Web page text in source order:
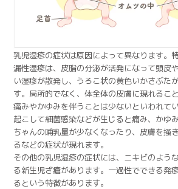
乳児湿疹の症状は原因によって異なります。
漏性湿疹は、皮脂の分泌が活発になって頭皮
い湿疹が散発し、うろこ状の黄色いかさぶた
す。局所的でなく、体全体の皮膚に現れるこ
痛みやかゆみを伴うことは少ないといわれて
起こして細菌感染などが生じると痛み、かゆ
ちゃんの哺乳量が少なくなったり、皮膚を掻
るなどの症状が現れます。
その他の乳児湿疹の症状には、ニキビのよう
る新生児ざ瘡があります。一過性でできる発
るという特徴があります。